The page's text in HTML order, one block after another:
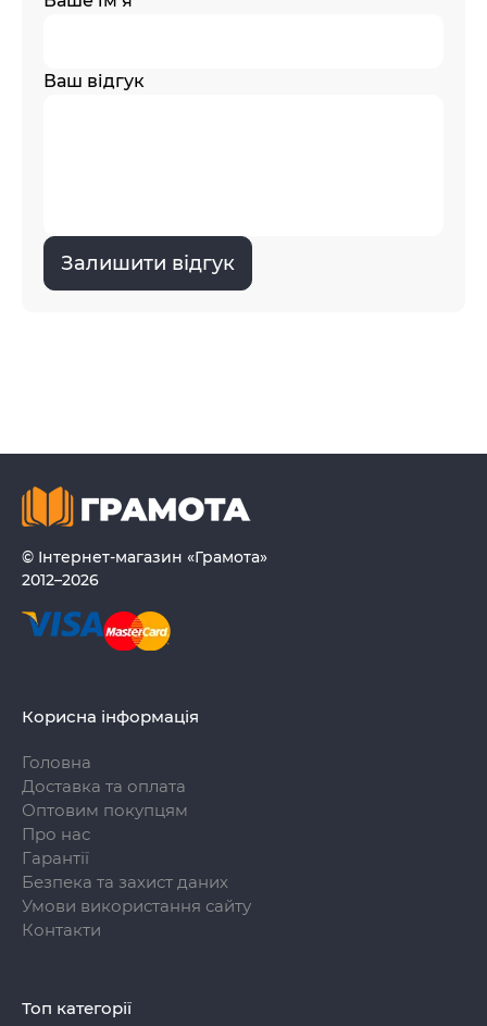
Ваш відгук
Залишити відгук
© Інтернет-магазин «Грамота»
2012–2026
Корисна інформація
Головна
Доставка та оплата
Оптовим покупцям
Про нас
Гарантії
Безпека та захист даних
Умови використання сайту
Контакти
Топ категорії